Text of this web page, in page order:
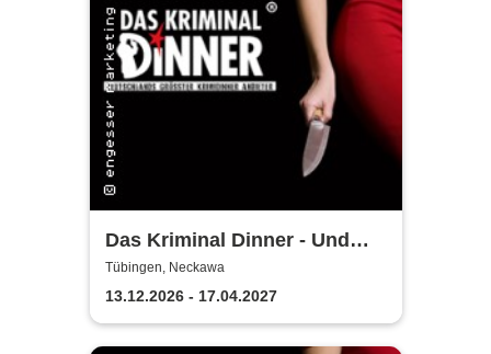
Das Kriminal Dinner - Und
raus bist du
Tübingen, Neckawa
13.12.2026 - 17.04.2027